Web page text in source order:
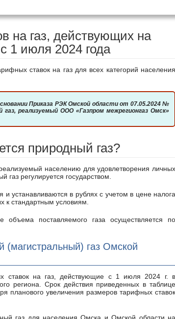
на газ, действующих на
1 июля 2024 года
реализуемый ООО «Газпром межрегионгаз Омск»
природный газ?
регулируется государством.
к стандартным условиям.
газ Омской
региона. Срок действия приведенных в таблице
планового увеличения размеров тарифных ставок